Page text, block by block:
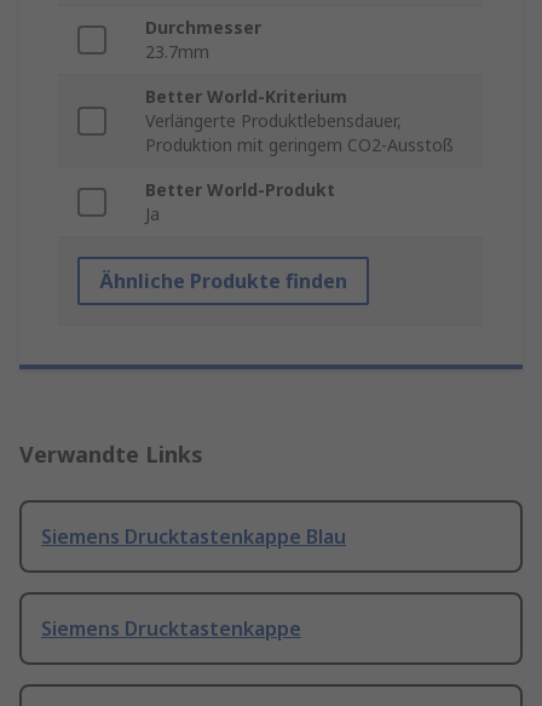
Durchmesser
23.7mm
Better World-Kriterium
Verlängerte Produktlebensdauer,
Produktion mit geringem CO2-Ausstoß
Better World-Produkt
Ja
Ähnliche Produkte finden
Verwandte Links
Siemens Drucktastenkappe Blau
Siemens Drucktastenkappe